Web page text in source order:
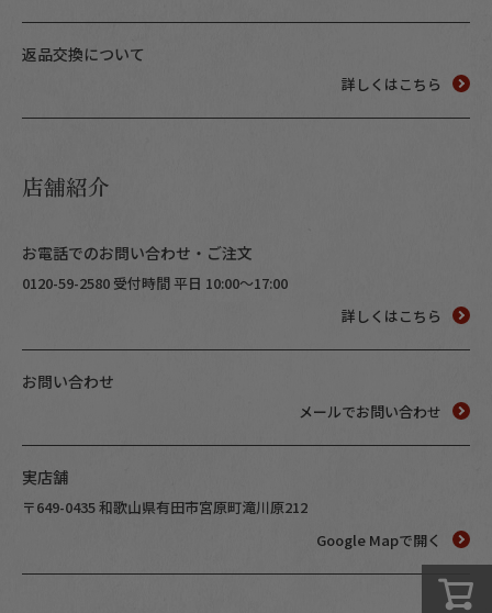
返品交換について
詳しくはこちら
店舗紹介
お電話でのお問い合わせ・ご注文
0120-59-2580 受付時間 平日 10:00～17:00
詳しくはこちら
お問い合わせ
メールでお問い合わせ
実店舗
〒649-0435 和歌山県有田市宮原町滝川原212
Google Mapで開く